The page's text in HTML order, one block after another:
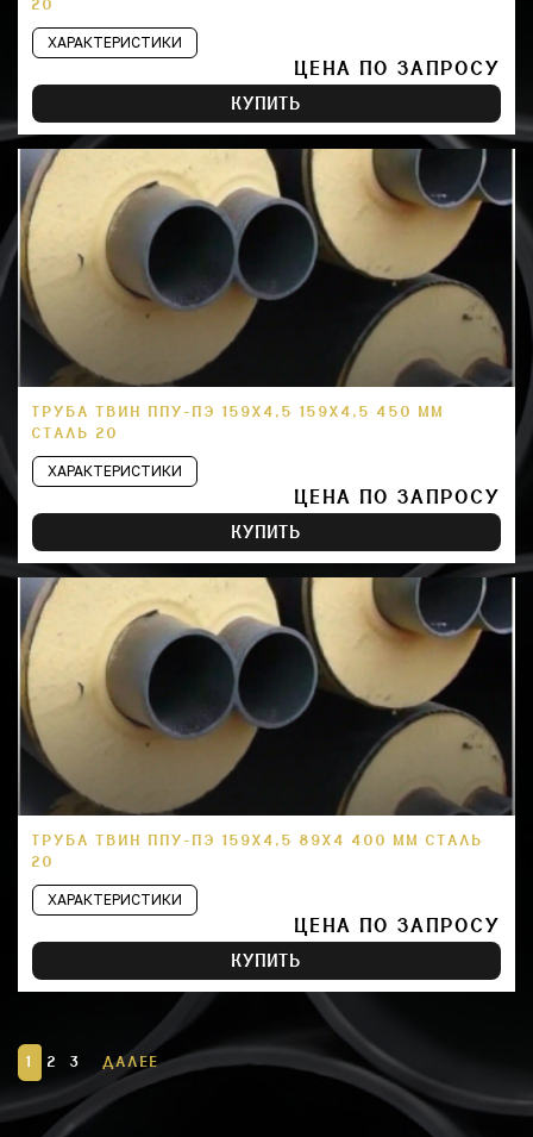
20
ХАРАКТЕРИСТИКИ
ЦЕНА ПО ЗАПРОСУ
КУПИТЬ
ТРУБА ТВИН ППУ-ПЭ 159Х4,5 159Х4,5 450 ММ
СТАЛЬ 20
ХАРАКТЕРИСТИКИ
ЦЕНА ПО ЗАПРОСУ
КУПИТЬ
ТРУБА ТВИН ППУ-ПЭ 159Х4,5 89Х4 400 ММ СТАЛЬ
20
ХАРАКТЕРИСТИКИ
ЦЕНА ПО ЗАПРОСУ
КУПИТЬ
1 2 3 ДАЛЕЕ